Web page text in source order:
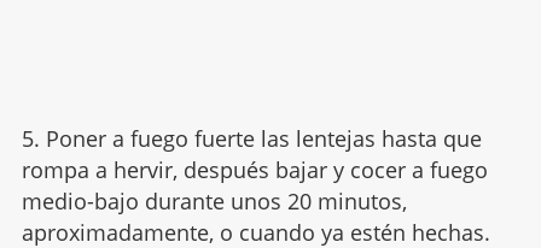
5. Poner a fuego fuerte las lentejas hasta que
rompa a hervir, después bajar y cocer a fuego
medio-bajo durante unos 20 minutos,
aproximadamente, o cuando ya estén hechas.